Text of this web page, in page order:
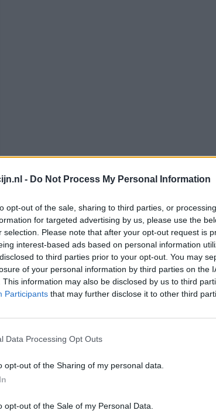
- Do Not Process My Personal Information
opt-out of the sale, sharing to third parties, or
for targeted advertising by us, please use the
selection. Please note that after your opt-out request is
interest-based ads based on personal information
to third parties prior to your opt-out. You may
of your personal information by third parties on the
This information may also be disclosed by us to third
Participants that may further disclose it to other third
Data Processing Opt Outs
opt-out of the Sharing of my personal data.
opt-out of the Sale of my Personal Data.
staat
lees meer
leeftijd algehele tevredenheid